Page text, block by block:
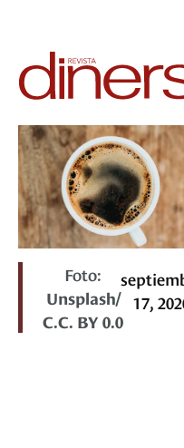
Foto:
Unsplash/
C.C. BY 0.0
17,